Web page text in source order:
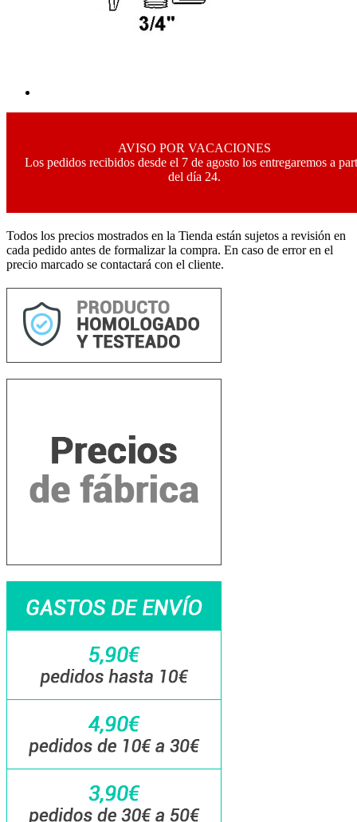
AVISO POR VACACIONES
Los pedidos recibidos desde el 7 de agosto los entregaremos a
del día 24.
Todos los precios mostrados en la Tienda están sujetos a revisión en
cada pedido antes de formalizar la compra. En caso de error en el
precio marcado se contactará con el cliente.